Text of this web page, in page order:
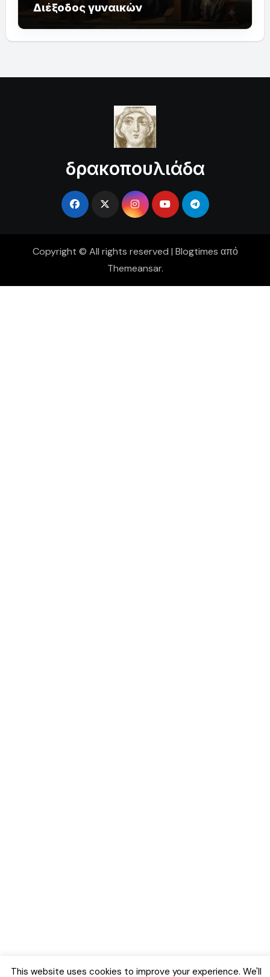
Διέξοδος γυναικών
δρακοπουλιάδα
Copyright © All rights reserved | Blogtimes από
Themeansar.
This website uses cookies to improve your experience. We'll